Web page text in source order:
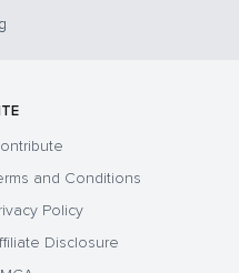
and Conditions
Policy
Disclosure